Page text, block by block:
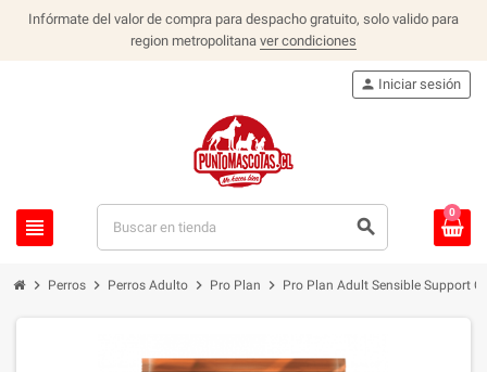
Infórmate del valor de compra para despacho gratuito, solo valido para
region metropolitana ver condiciones
view_headline search
person Iniciar sesión
0
chevron_right Perros chevron_right Perros Adulto chevron_right Pro Plan chevron_right Pro Plan Adult Sensible Support